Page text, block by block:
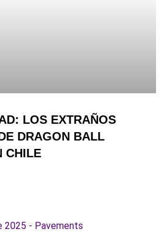
LOS EXTRAÑOS
DRAGON BALL
CHILE